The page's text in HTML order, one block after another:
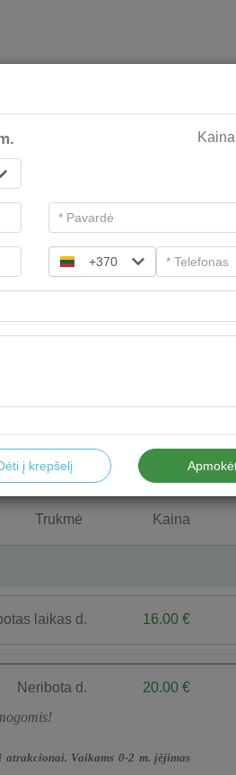
prekių krepšelyje
kuponai
Trukmė Kaina
laikas d. 16.00 €
Neribota d.
20.00 €
Vaikams 0-2 m. įėjimas
+370
į krepšelį